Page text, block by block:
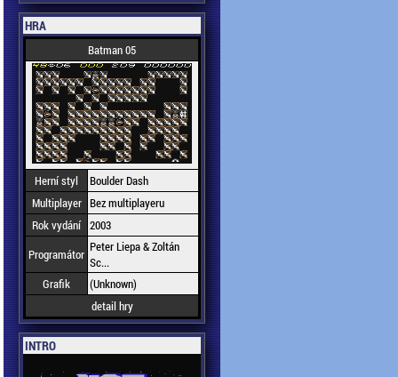
HRA
Batman 05
Herní styl
Boulder Dash
Multiplayer Bez multiplayeru
Rok vydání 2003
Programátor Peter Liepa & Zoltán
Sc...
Grafik
(Unknown)
detail hry
INTRO